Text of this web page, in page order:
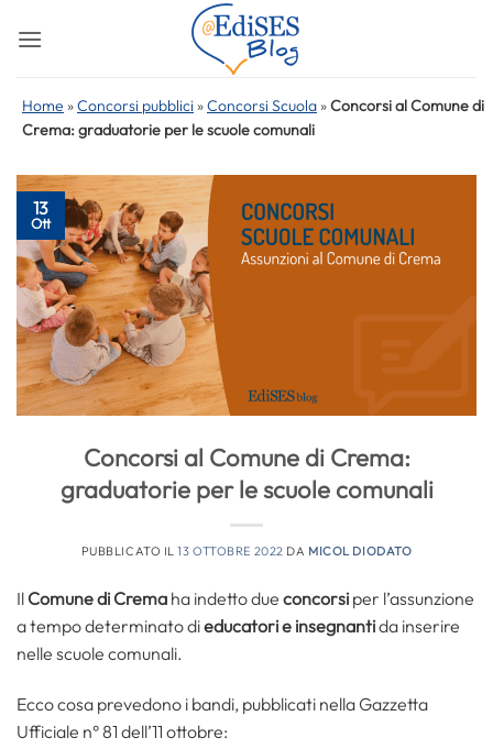
Home »Concorsi pubblici »Concorsi Scuola »Concorsi al Comune di
Crema: graduatorie per le scuole comunali
13
Ott
Concorsi al Comune di Crema:
graduatorie per le scuole comunali
PUBBLICATO IL13 OTTOBRE 2022 DA MICOL DIODATO
Il Comune di Crema ha indetto due concorsi per l’assunzione
a tempo determinato dieducatori e insegnantida inserire
nelle scuole comunali.
Ecco cosa prevedono i bandi, pubblicati nella Gazzetta
Ufficiale n° 81 dell’11 ottobre: